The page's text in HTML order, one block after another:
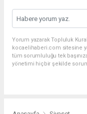
Yorum yazarak Topluluk
kocaelihaberi.com sitesine
tüm sorumluluğu tek
yönetimi hiçbir şekilde